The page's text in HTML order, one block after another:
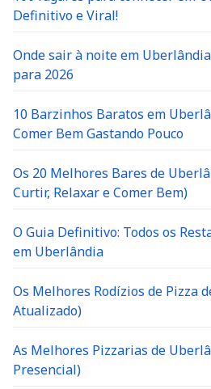
Definitivo e Viral!
Onde sair à noite em
para 2026
10 Barzinhos Baratos em
Comer Bem Gastando Pouco
Os 20 Melhores Bares de
Curtir, Relaxar e Comer Bem)
O Guia Definitivo: Todos os
em Uberlândia
Os Melhores Rodízios de Pizza
Atualizado)
As Melhores Pizzarias de
Presencial)